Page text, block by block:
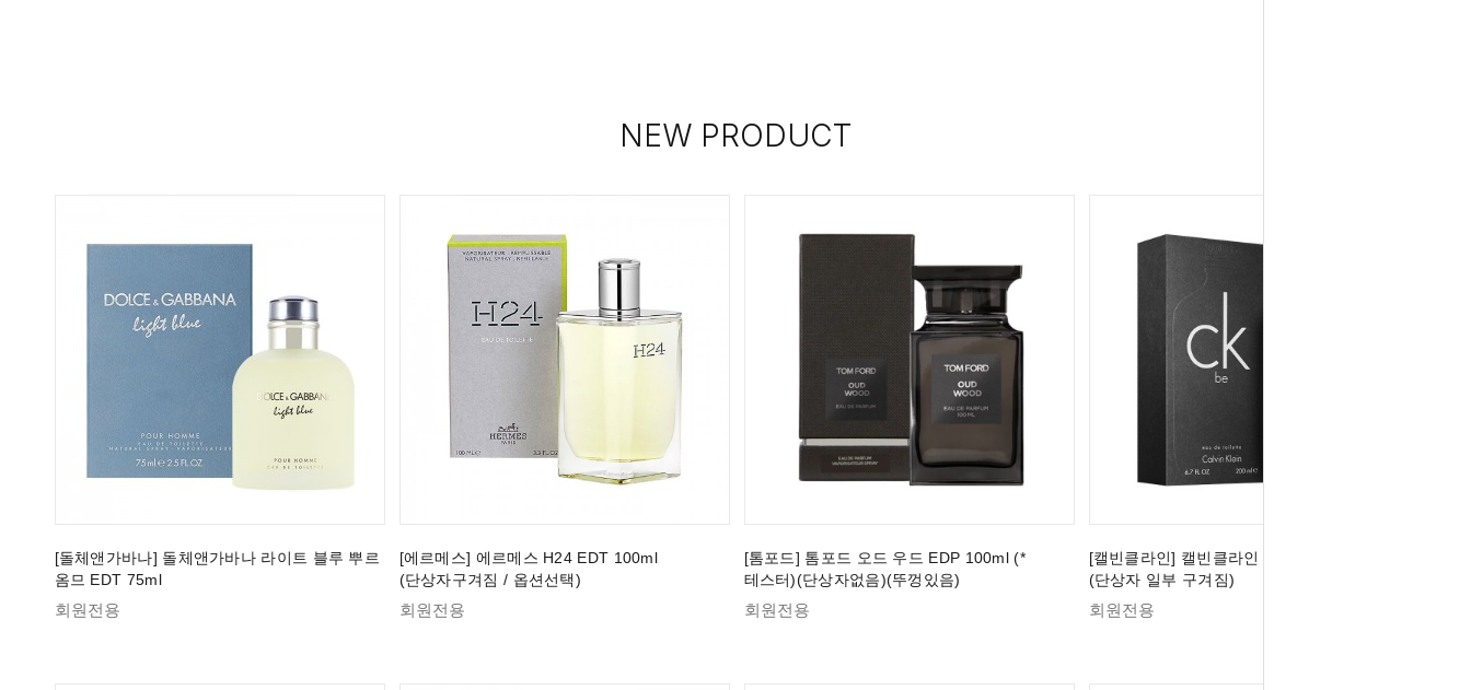
NEW PRODUCT
[돌체앤가바나] 돌체앤가바나 라이트 블루 뿌르
옴므 EDT 75ml
회원전용
[에르메스] 에르메스 H24 EDT 100ml
(단상자구겨짐 / 옵션선택)
회원전용
[톰포드] 톰포드 오드 우드 EDP 100ml (*
테스터)(단상자없음)(뚜껑있음)
회원전용
[캘빈클라인] 캘빈클라인 CK BE EDT 200ml
(단상자 일부 구겨짐)
회원전용